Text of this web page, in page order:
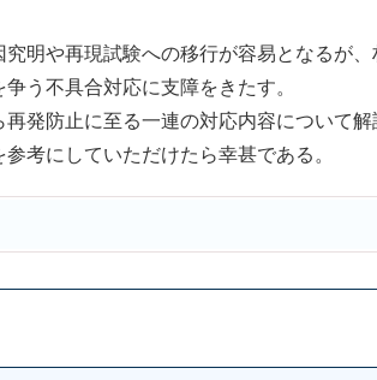
明や再現試験への移行が容易となるが、
う不具合対応に支障をきたす。
発防止に至る一連の対応内容について解
考にしていただけたら幸甚である。